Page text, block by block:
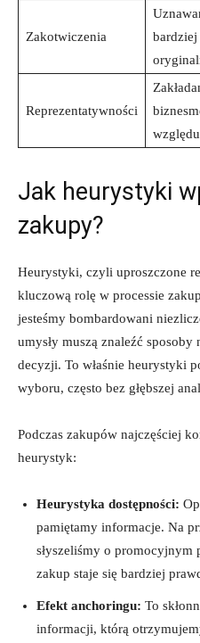
Zakotwiczenia
Reprezentatywności
Jak heurystyki
zakupy?
Heurystyki, czyli uproszczone
kluczową rolę w processie
jesteśmy bombardowani
umysły muszą znaleźć
decyzji. To właśnie heurystyki
wyboru, często bez głębszej
Podczas zakupów najczęściej
heurystyk:
Heurystyka dostępności:
pamiętamy informacje. Na
słyszeliśmy o
zakup staje się bardziej
Efekt anchoringu: To
informacji, którą